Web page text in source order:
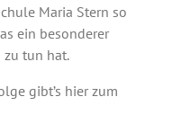
Maria Stern so
ein besonderer
tun hat.
gibt’s hier zum